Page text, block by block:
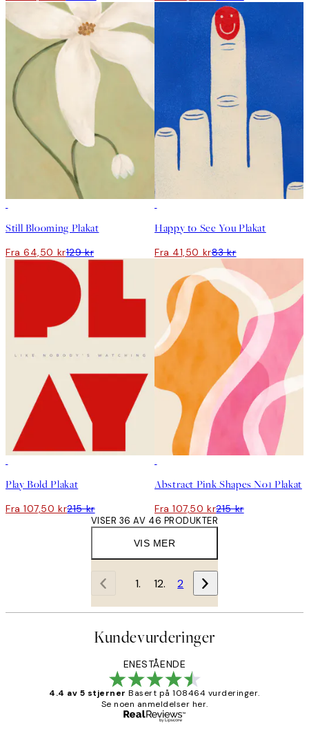
Still Blooming Plakat
Fra 64,50 kr129 kr
Happy to See You Plakat
Fra 41,50 kr83 kr
Play Bold Plakat
Fra 107,50 kr215 kr
Abstract Pink Shapes No1 Plakat
Fra 107,50 kr215 kr
VIS MER
VISER 36 AV 46 PRODUKTER
1 2
Kundevurderinger
ENESTÅENDE
4.4 av 5 stjerner Basert på 108464 vurderinger.
Se noen anmeldelser her.